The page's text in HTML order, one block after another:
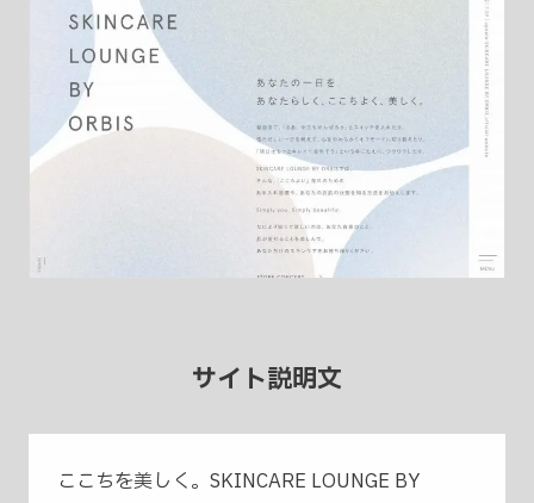
サイト説明文
ここちを美しく。SKINCARE LOUNGE BY